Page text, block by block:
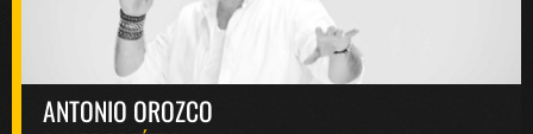
ANTONIO OROZCO